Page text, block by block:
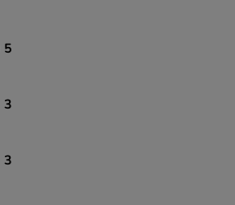
5
3
3